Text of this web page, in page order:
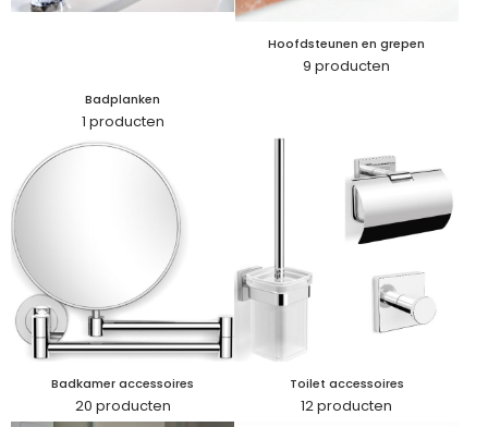
Badplanken
1 producten
Hoofdsteunen en grepen
9 producten
Badkamer accessoires
20 producten
Toilet accessoires
12 producten